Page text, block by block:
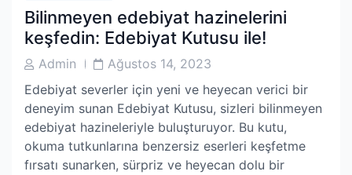
Bilinmeyen edebiyat hazinelerini
keşfedin: Edebiyat Kutusu ile!
PostAdmin
PostAğustos 14, 2023
Edebiyat severler için yeni ve heyecan verici bir
deneyim sunan Edebiyat Kutusu, sizleri bilinmeyen
edebiyat hazineleriyle buluşturuyor. Bu kutu,
okuma tutkunlarına benzersiz eserleri keşfetme
fırsatı sunarken, sürpriz ve heyecan dolu bir